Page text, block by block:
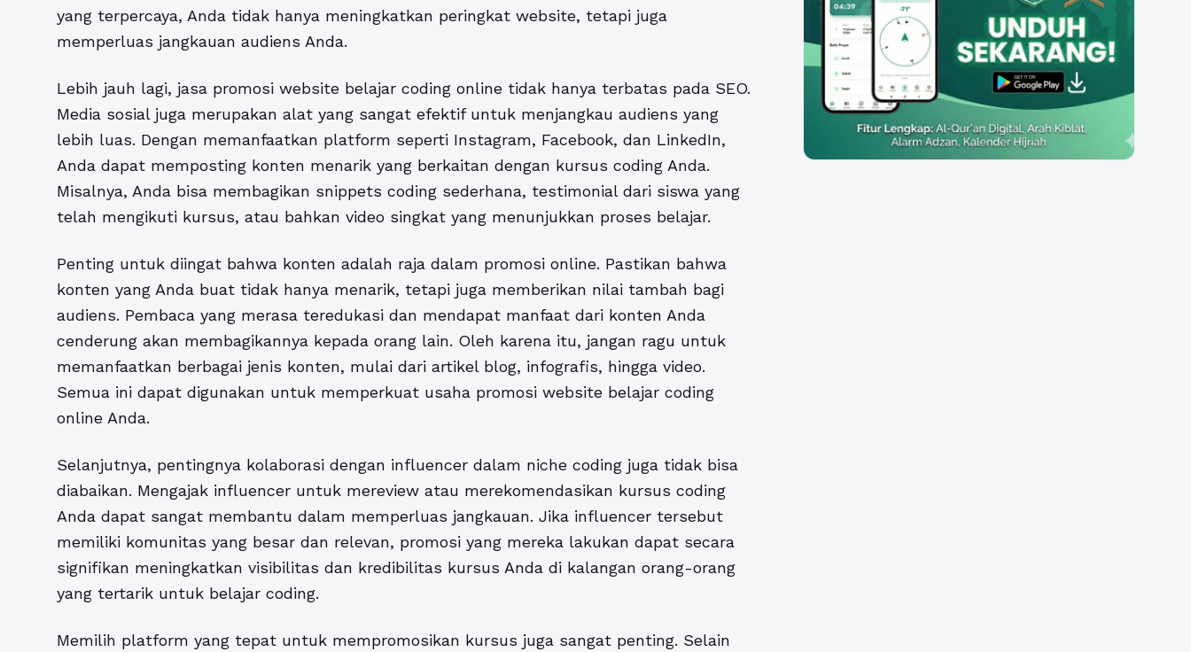
yang terpercaya, Anda tidak hanya meningkatkan peringkat website, tetapi juga
memperluas jangkauan audiens Anda.
Lebih jauh lagi, jasa promosi website belajar coding online tidak hanya terbatas pada SEO.
Media sosial juga merupakan alat yang sangat efektif untuk menjangkau audiens yang
lebih luas. Dengan memanfaatkan platform seperti Instagram, Facebook, dan LinkedIn,
Anda dapat memposting konten menarik yang berkaitan dengan kursus coding Anda.
Misalnya, Anda bisa membagikan snippets coding sederhana, testimonial dari siswa yang
telah mengikuti kursus, atau bahkan video singkat yang menunjukkan proses belajar.
Penting untuk diingat bahwa konten adalah raja dalam promosi online. Pastikan bahwa
konten yang Anda buat tidak hanya menarik, tetapi juga memberikan nilai tambah bagi
audiens. Pembaca yang merasa teredukasi dan mendapat manfaat dari konten Anda
cenderung akan membagikannya kepada orang lain. Oleh karena itu, jangan ragu untuk
memanfaatkan berbagai jenis konten, mulai dari artikel blog, infografis, hingga video.
Semua ini dapat digunakan untuk memperkuat usaha promosi website belajar coding
online Anda.
Selanjutnya, pentingnya kolaborasi dengan influencer dalam niche coding juga tidak bisa
diabaikan. Mengajak influencer untuk mereview atau merekomendasikan kursus coding
Anda dapat sangat membantu dalam memperluas jangkauan. Jika influencer tersebut
memiliki komunitas yang besar dan relevan, promosi yang mereka lakukan dapat secara
signifikan meningkatkan visibilitas dan kredibilitas kursus Anda di kalangan orang-orang
yang tertarik untuk belajar coding.
Memilih platform yang tepat untuk mempromosikan kursus juga sangat penting. Selain